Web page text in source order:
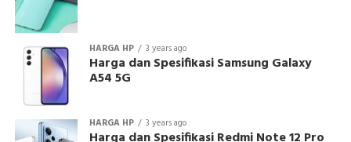
HARGA HP 3 years ago
Harga dan Spesifikasi Samsung Galaxy
A54 5G
HARGA HP 3 years ago
Harga dan Spesifikasi Redmi Note 12 Pro